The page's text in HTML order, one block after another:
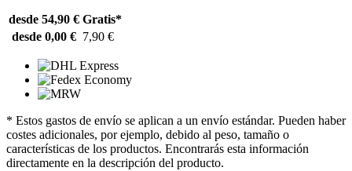
desde 54,90 € Gratis*
desde 0,00 € 7,90 €
* Estos gastos de envío se aplican a un envío estándar. Pueden haber
costes adicionales, por ejemplo, debido al peso, tamaño o
características de los productos. Encontrarás esta información
directamente en la descripción del producto.